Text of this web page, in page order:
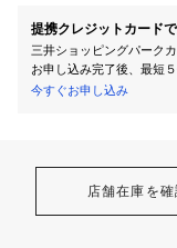
提携クレジットカード
三井ショッピングパーク
お申し込み完了後、最短
今すぐお申し込み
店舗在庫を確